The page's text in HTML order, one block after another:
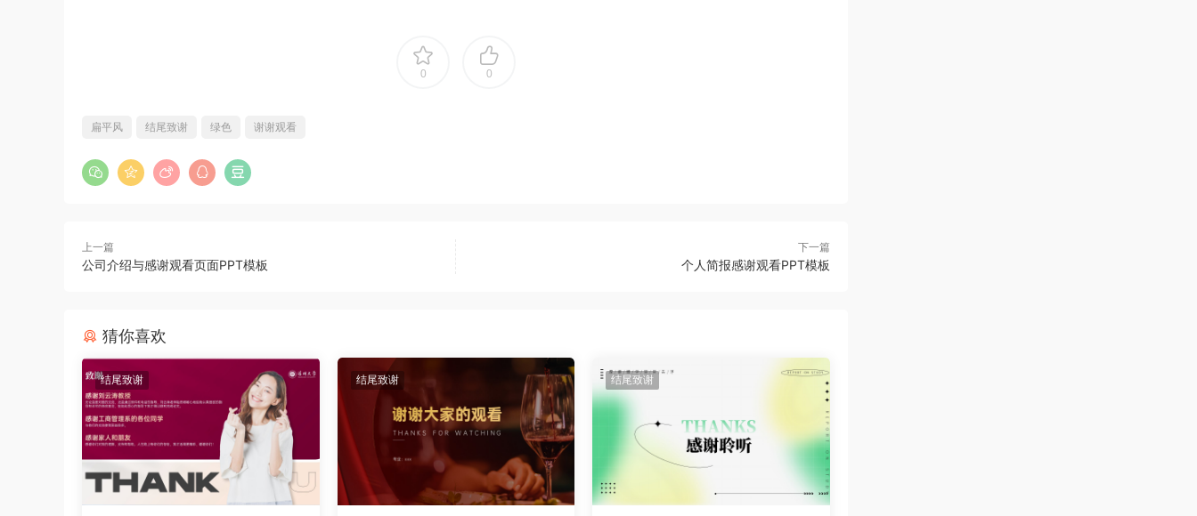
0 0
扁平风 结尾致谢 绿色 谢谢观看
上一篇
公司介绍与感谢观看页面PPT模板
下一篇
个人简报感谢观看PPT模板
猜你喜欢
结尾致谢 结尾致谢 结尾致谢